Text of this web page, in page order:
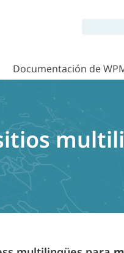
Documentación de